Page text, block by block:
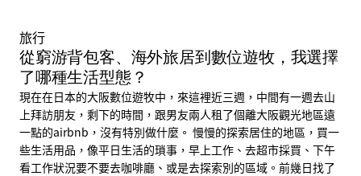
旅行
從窮游背包客、海外旅居到數位遊牧，我選擇
了哪種生活型態？
現在在日本的大阪數位遊牧中，來這裡近三週，中間有一週去山
上拜訪朋友，剩下的時間，跟男友兩人租了個離大阪觀光地區遠
一點的airbnb，沒有特別做什麼。 慢慢的探索居住的地區，買一
些生活用品，像平日生活的瑣事，早上工作、去超市採買、下午
看工作狀況要不要去咖啡廳、或是去探索別的區域。前幾日找了